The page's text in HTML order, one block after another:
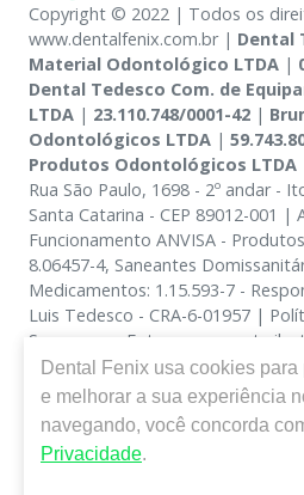
Copyright © 2022 | Todos os
www.dentalfenix.com.br | Dental
Material Odontológico LTDA |
Dental Tedesco Com. de
LTDA | 23.110.748/0001-42 |
Odontológicos LTDA |
Produtos Odontológicos LTDA
Rua São Paulo, 1698 - 2º andar -
Santa Catarina - CEP 89012-001 |
Funcionamento ANVISA -
8.06457-4, Saneantes
Medicamentos: 1.15.593-7 -
Luis Tedesco - CRA-6-01957 |
Segurança - Fotos meramente
condições da loja virtual estão
de divergência de preços no site,
Carrinho de Compra. Não
nos reservamos o direito de não
volumes pelo site.
Dental Fenix usa cookies
e melhorar a sua experiência
navegando, você concorda
Privacidade.